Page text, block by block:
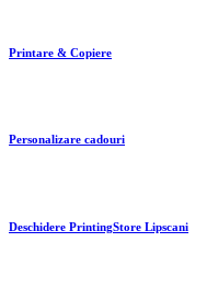
Printare & Copiere
Personalizare cadouri
Deschidere PrintingStore Lipscani